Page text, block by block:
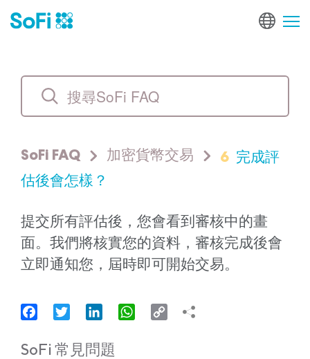
SoFi FAQ 加密貨幣交易 6 完成評
估後會怎樣？
提交所有評估後，您會看到審核中的畫
面。我們將核實您的資料，審核完成後會
立即通知您，屆時即可開始交易。
FacebookTwitter LinkedInWhatsApp
Copy
SoFi 常見問題